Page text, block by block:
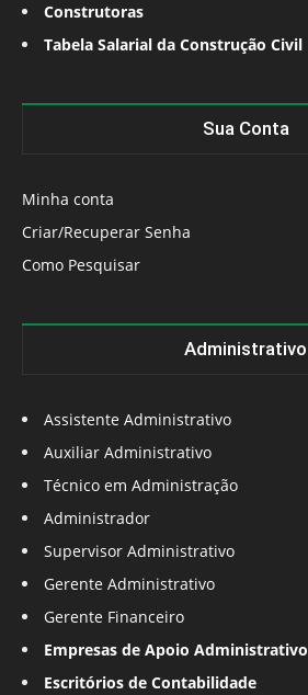
Construtoras
Tabela Salarial da Construção Civil
Sua Conta
Minha conta
Criar/Recuperar Senha
Como Pesquisar
Administrativo
Assistente Administrativo
Auxiliar Administrativo
Técnico em Administração
Administrador
Supervisor Administrativo
Gerente Administrativo
Gerente Financeiro
Empresas de Apoio Administrativo
Escritórios de Contabilidade